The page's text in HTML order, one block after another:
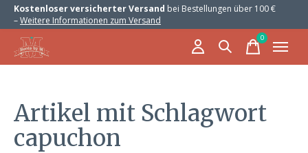
Kostenloser versicherter Versand bei Bestellungen über 100 €
–Weitere Informationen zum Versand
0items
Artikel mit Schlagwort
capuchon